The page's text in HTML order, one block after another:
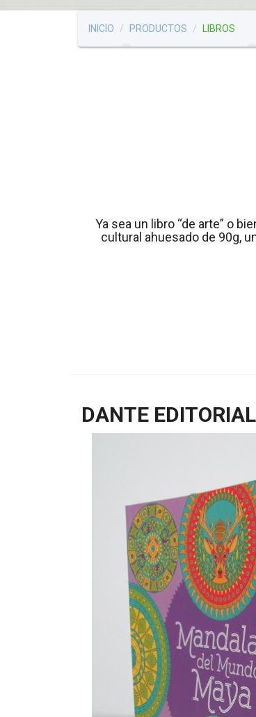
INICIO PRODUCTOS LIBROS
Ya sea un libro “de arte” o
cultural ahuesado de 90g,
DANTE